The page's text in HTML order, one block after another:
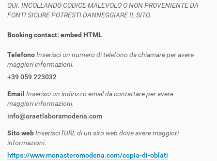
QUI. INCOLLANDO CODICE MALEVOLO O NON PROVENIENTE DA
FONTI SICURE POTRESTI DANNEGGIARE IL SITO.
Booking contact: embed HTML
TelefonoInserisci un numero di telefono da chiamare per avere
maggiori informazioni.
+39 059 223032
Email Inserisci un indirizzo email da contattare per avere
maggiori informazioni.
info@oraetlaboramodena.com
Sito webInserisci l'URL di un sito web dove avere maggiori
informazioni.
https://www.monasteromodena.com/copia-di-oblati